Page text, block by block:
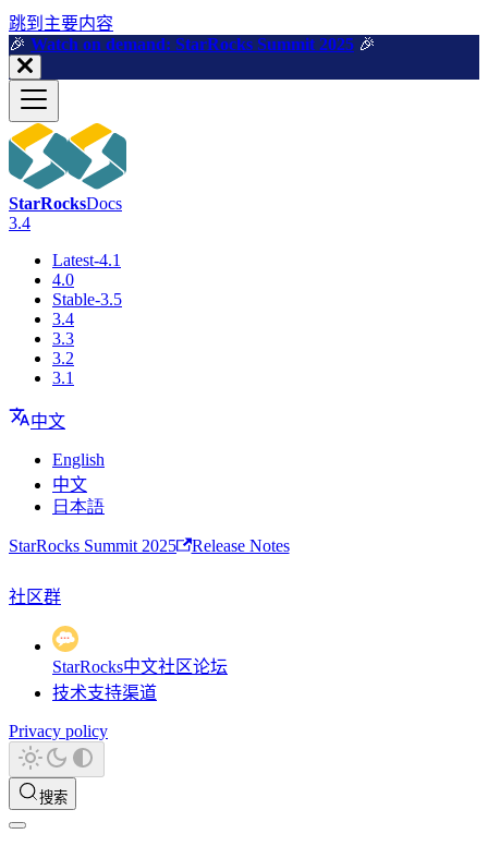
跳到主要内容
🎉️ Watch on demand: StarRocks Summit 2025 🎉️
StarRocksDocs
3.4
Latest-4.1
4.0
Stable-3.5
3.4
3.3
3.2
3.1
中文
English
中文
日本語
StarRocks Summit 2025 Release Notes
社区群
StarRocks中文社区论坛
技术支持渠道
Privacy policy
搜索